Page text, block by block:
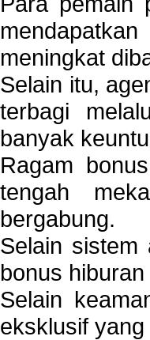
meningkat
Selain itu,
terbagi
banyak
Ragam
tengah
bergabung.
Selain sistem
bonus
Selain
eksklusif